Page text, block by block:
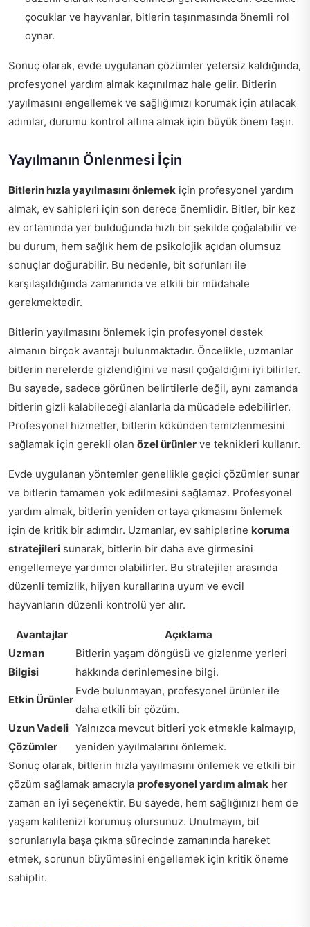
çocuklar ve hayvanlar, bitlerin taşınmasında önemli rol
oynar.
Sonuç olarak, evde uygulanan çözümler yetersiz kaldığında,
profesyonel yardım almak kaçınılmaz hale gelir. Bitlerin
yayılmasını engellemek ve sağlığımızı korumak için atılacak
adımlar, durumu kontrol altına almak için büyük önem taşır.
Yayılmanın Önlenmesi İçin
Bitlerin hızla yayılmasını önlemek için profesyonel yardım
almak, ev sahipleri için son derece önemlidir. Bitler, bir kez
ev ortamında yer bulduğunda hızlı bir şekilde çoğalabilir ve
bu durum, hem sağlık hem de psikolojik açıdan olumsuz
sonuçlar doğurabilir. Bu nedenle, bit sorunları ile
karşılaşıldığında zamanında ve etkili bir müdahale
gerekmektedir.
Bitlerin yayılmasını önlemek için profesyonel destek
almanın birçok avantajı bulunmaktadır. Öncelikle, uzmanlar
bitlerin nerelerde gizlendiğini ve nasıl çoğaldığını iyi bilirler.
Bu sayede, sadece görünen belirtilerle değil, aynı zamanda
bitlerin gizli kalabileceği alanlarla da mücadele edebilirler.
Profesyonel hizmetler, bitlerin kökünden temizlenmesini
sağlamak için gerekli olan özel ürünler ve teknikleri kullanır.
Evde uygulanan yöntemler genellikle geçici çözümler sunar
ve bitlerin tamamen yok edilmesini sağlamaz. Profesyonel
yardım almak, bitlerin yeniden ortaya çıkmasını önlemek
için de kritik bir adımdır. Uzmanlar, ev sahiplerine koruma
stratejileri sunarak, bitlerin bir daha eve girmesini
engellemeye yardımcı olabilirler. Bu stratejiler arasında
düzenli temizlik, hijyen kurallarına uyum ve evcil
hayvanların düzenli kontrolü yer alır.
Avantajlar
Açıklama
Uzman
Bilgisi
Bitlerin yaşam döngüsü ve gizlenme yerleri
hakkında derinlemesine bilgi.
Etkin Ürünler
Evde bulunmayan, profesyonel ürünler ile
daha etkili bir çözüm.
Uzun Vadeli
Çözümler
Yalnızca mevcut bitleri yok etmekle kalmayıp,
yeniden yayılmalarını önlemek.
Sonuç olarak, bitlerin hızla yayılmasını önlemek ve etkili bir
çözüm sağlamak amacıyla profesyonel yardım almak her
zaman en iyi seçenektir. Bu sayede, hem sağlığınızı hem de
yaşam kalitenizi korumuş olursunuz. Unutmayın, bit
sorunlarıyla başa çıkma sürecinde zamanında hareket
etmek, sorunun büyümesini engellemek için kritik öneme
sahiptir.